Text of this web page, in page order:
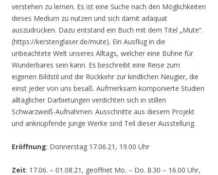
verstehen zu lernen. Es ist eine Suche nach den Möglichkeiten
dieses Medium zu nutzen und sich damit adäquat
auszudrücken. Dazu entstand ein Buch mit dem Titel „Mute“.
(https://kerstenglaser.de/mute). Ein Ausflug in die
unbeachtete Welt unseres Alltags, welcher eine Bühne für
Wunderbares sein kann. Es beschreibt eine Reise zum
eigenen Bildstil und die Rückkehr zur kindlichen Neugier, die
einst jeder von uns besaß. Aufmerksam komponierte Studien
alltäglicher Darbietungen verdichten sich in stillen
Schwarzweiß-Aufnahmen. Ausschnitte aus diesem Projekt
und anknüpfende junge Werke sind Teil dieser Ausstellung.
Eröffnung: Donnerstag 17.06.21, 19.00 Uhr
Zeit: 17.06. – 01.08.21, geöffnet Mo. – Do. 8.30 – 16.00 Uhr,